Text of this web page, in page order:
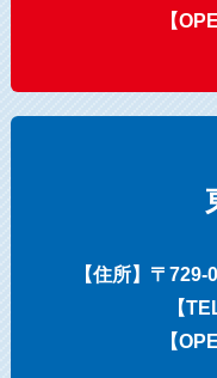
【
【住所】〒
【
【